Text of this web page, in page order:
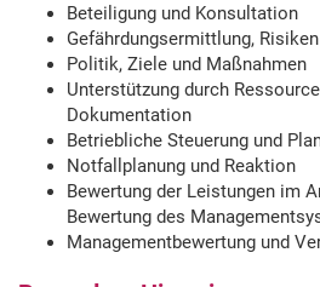
Beteiligung und Konsultation
Gefährdungsermittlung,
Politik, Ziele und Maßnahmen
Unterstützung durch
Dokumentation
Betriebliche Steuerung und
Notfallplanung und Reaktion
Bewertung der Leistungen im
Bewertung des
Managementbewertung und